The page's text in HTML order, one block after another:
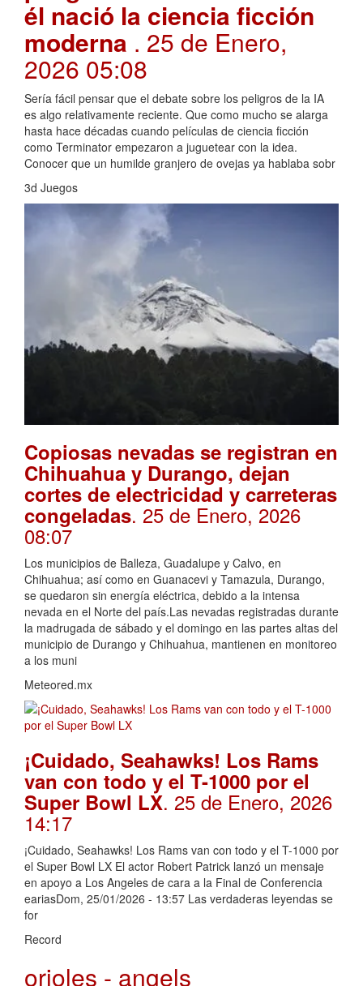
él nació la ciencia ficción
moderna . 25 de Enero,
2026 05:08
Sería fácil pensar que el debate sobre los peligros de la IA
es algo relativamente reciente. Que como mucho se alarga
hasta hace décadas cuando películas de ciencia ficción
como Terminator empezaron a juguetear con la idea.
Conocer que un humilde granjero de ovejas ya hablaba sobr
3d Juegos
Copiosas nevadas se registran en
Chihuahua y Durango, dejan
cortes de electricidad y carreteras
congeladas. 25 de Enero, 2026
08:07
Los municipios de Balleza, Guadalupe y Calvo, en
Chihuahua; así como en Guanacevi y Tamazula, Durango,
se quedaron sin energía eléctrica, debido a la intensa
nevada en el Norte del país.Las nevadas registradas durante
la madrugada de sábado y el domingo en las partes altas del
municipio de Durango y Chihuahua, mantienen en monitoreo
a los muni
Meteored.mx
¡Cuidado, Seahawks! Los Rams
van con todo y el T-1000 por el
Super Bowl LX. 25 de Enero, 2026
14:17
¡Cuidado, Seahawks! Los Rams van con todo y el T-1000 por
el Super Bowl LX El actor Robert Patrick lanzó un mensaje
en apoyo a Los Angeles de cara a la Final de Conferencia
eariasDom, 25/01/2026 - 13:57 Las verdaderas leyendas se
for
Record
orioles - angels